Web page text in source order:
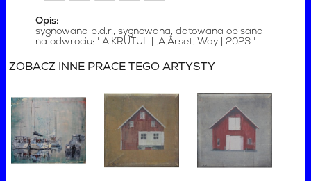
Opis:
sygnowana p.d.r., sygnowana, datowana opisana
na odwrociu: ' A.KRUTUL | .A.Årset. Way | 2023 '
ZOBACZ INNE PRACE TEGO ARTYSTY